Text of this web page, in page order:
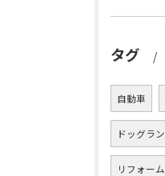
タグ
自動車
ドッグラン
リフォーム